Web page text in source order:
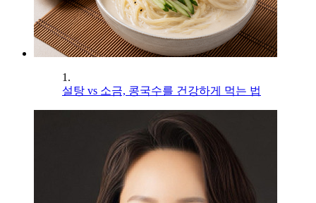
1.
설탕 vs 소금, 콩국수를 건강하게 먹는 법